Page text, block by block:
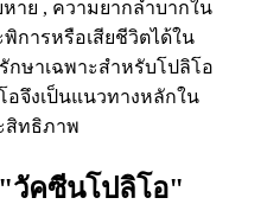
าย , ความยากลำบากใน
การหรือเสียชีวิตได้ใน
กษาเฉพาะสำหรับโปลิโอ
จึงเป็นแนวทางหลักใน
สิทธิภาพ
วัคซีนโปลิโอ"